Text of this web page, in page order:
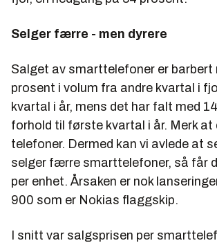
Selger færre - men dyrere
Salget av smarttelefoner er barbert
prosent i volum fra andre kvartal i
kvartal i år, mens det har falt med
forhold til første kvartal i år. Merk at
telefoner. Dermed kan vi avlede at
selger færre smarttelefoner, så får
per enhet. Årsaken er nok
900 som er Nokias flaggskip.
I snitt var salgsprisen per